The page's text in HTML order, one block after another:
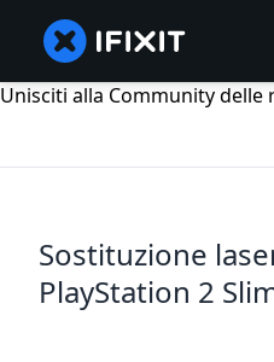
Unisciti alla Community delle
Sostituzione
PlayStation 2